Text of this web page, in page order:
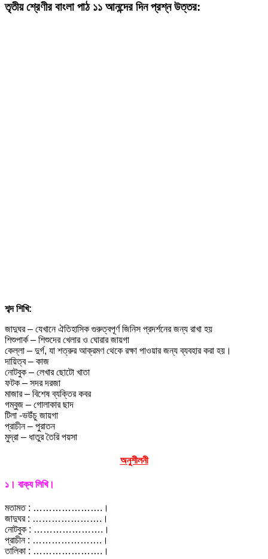
তৃতীয় শ্রেণীর বাংলা পাঠ ১১ আনন্দের দিন প্রশ্ন উত্তর:
শব্দ শিখি:
জাদুঘর – যেখানে ঐতিহাসিক গুরুত্বপূর্ণ জিনিস প্রদর্শনের জন্য রাখা হয়
শিশুপার্ক – শিশুদের খেলার ও ঘোরার জায়গা
কেল্লা – দুর্গ, যা শত্রুর আক্রমণ থেকে রক্ষা পাওয়ার জন্য ব্যবহার করা হয়।
দায়িত্ব – কাজ
নোটবুক – লেখার ছোটো খাতা
ফটক – সদর দরজা
মাজার – বিশেষ ব্যক্তির কবর
গম্বুজ – গোলাকার ছাদ
টিলা -ভউঁচু জায়গা
প্রাচীন – পুরাতন
মুদ্রা – ধাতুর তৈরি পয়সা
অনুশীলনী
১। বাক্য লিখি।
মতামত : ………………….।
জাদুঘর : ………………….।
নোটবুক : ………………….।
প্রাচীন : ………………….।
তালিকা : ………………….।